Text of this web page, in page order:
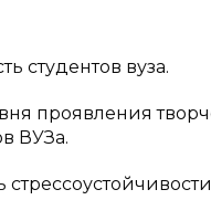
студентов вуза.
проявления
ВУЗа.